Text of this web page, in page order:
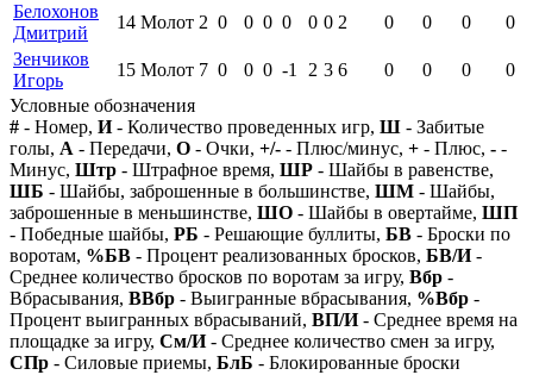
Белохонов
Дмитрий
14 Молот 2 0 0 0 0 0 0 2 0 0 0
0
Зенчиков
Игорь
15 Молот 7 0 0 0 -1 2 3 6 0 0 0
0
Условные обозначения
# - Номер, И- Количество проведенных игр, Ш - Забитые
голы, А - Передачи, О - Очки, +/- - Плюс/минус, + - Плюс, - -
Минус, Штр - Штрафное время, ШР - Шайбы в равенстве,
ШБ - Шайбы, заброшенные в большинстве, ШМ - Шайбы,
заброшенные в меньшинстве, ШО - Шайбы в овертайме, ШП
- Победные шайбы, РБ - Решающие буллиты, БВ - Броски по
воротам, %БВ - Процент реализованных бросков, БВ/И-
Среднее количество бросков по воротам за игру, Вбр -
Вбрасывания, ВВбр - Выигранные вбрасывания, %Вбр -
Процент выигранных вбрасываний, ВП/И- Среднее время на
площадке за игру, См/И- Среднее количество смен за игру,
СПр - Силовые приемы, БлБ - Блокированные броски